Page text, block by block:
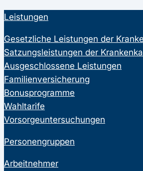
Leistungen
Gesetzliche Leistungen der
Satzungsleistungen der
Ausgeschlossene Leistungen
Familienversicherung
Bonusprogramme
Wahltarife
Vorsorgeuntersuchungen
Personengruppen
Arbeitnehmer